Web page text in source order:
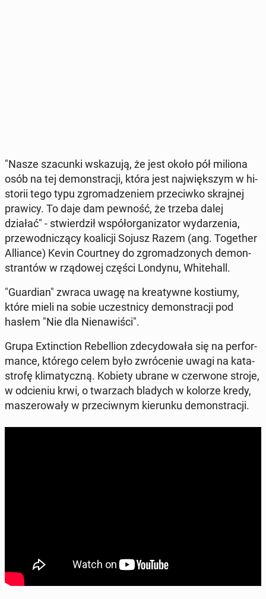
"Nasze sza­cun­ki wska­zu­ją, że jest około pół miliona
osób na tej de­mon­stra­cji, która jest naj­więk­szym w hi­
sto­rii tego typu zgro­ma­dze­niem prze­ciw­ko skraj­nej
prawicy. To daje dam pewność, że trzeba dalej
działać" - stwier­dził współ­or­ga­ni­za­tor wy­da­rze­nia,
prze­wod­ni­czą­cy ko­ali­cji Sojusz Razem (ang. To­ge­ther
Al­lian­ce) Kevin Co­urt­ney do zgro­ma­dzo­nych de­mon­
stran­tów w rzą­do­wej części Londynu, Whi­te­hall.
"Gu­ar­dian" zwraca uwagę na kre­atyw­ne ko­stiu­my,
które mieli na sobie uczest­ni­cy de­mon­stra­cji pod
hasłem "Nie dla Nie­na­wi­ści".
Grupa Extinc­tion Re­bel­lion zde­cy­do­wa­ła się na per­for­
man­ce, którego celem było zwró­ce­nie uwagi na ka­ta­
stro­fę kli­ma­tycz­ną. Kobiety ubrane w czer­wo­ne stroje,
w od­cie­niu krwi, o twa­rzach bladych w kolorze kredy,
ma­sze­ro­wa­ły w prze­ciw­nym kie­run­ku de­mon­stra­cji.